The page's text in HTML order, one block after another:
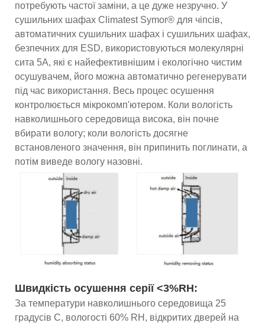
потребують частої заміни, а це дуже незручно. У
сушильних шафах Climatest Symor® для чіпсів,
автоматичних сушильних шафах і сушильних шафах,
безпечних для ESD, використовуються молекулярні
сита 5A, які є найефективнішим і екологічно чистим
осушувачем, його можна автоматично регенерувати
під час використання. Весь процес осушення
контролюється мікрокомп'ютером. Коли вологість
навколишнього середовища висока, він почне
вбирати вологу; коли вологість досягне
встановленого значення, він припинить поглинати, а
потім виведе вологу назовні.
Швидкість осушення серії <3%RH:
За температури навколишнього середовища 25
градусів C, вологості 60% RH, відкритих дверей на